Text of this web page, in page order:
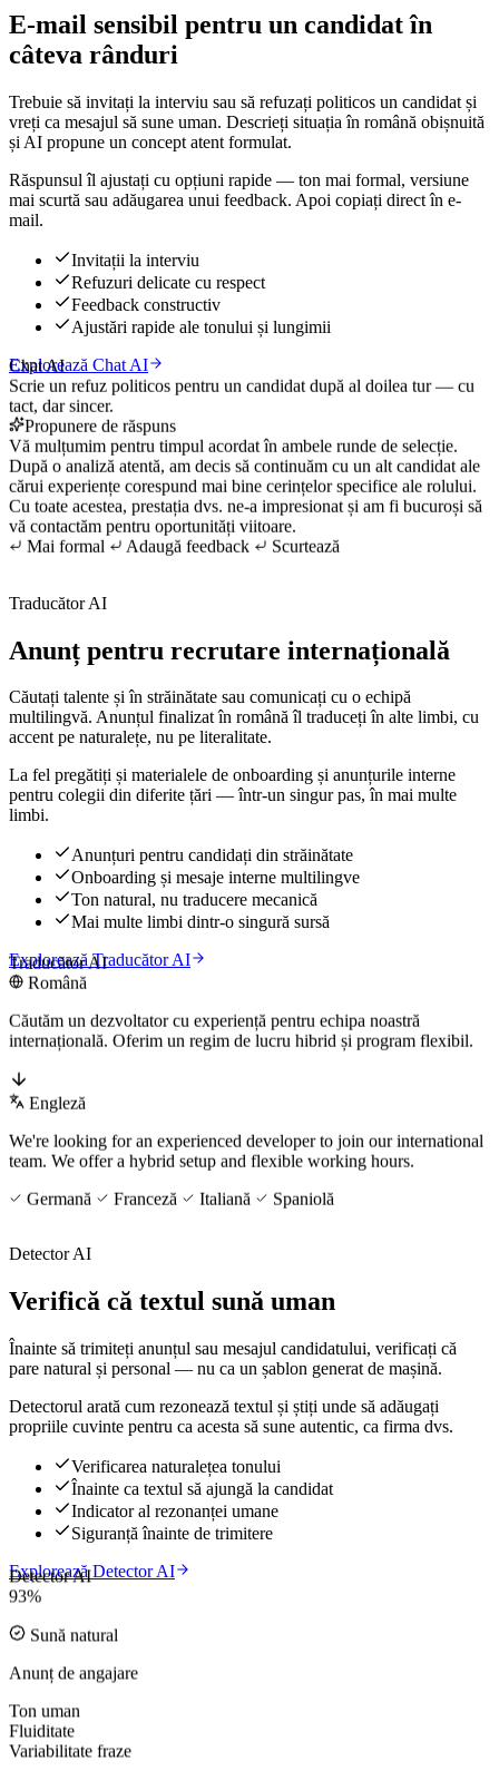
E-mail sensibil pentru un candidat în
câteva rânduri
Trebuie să invitați la interviu sau să refuzați politicos un candidat și
vreți ca mesajul să sune uman. Descrieți situația în română obișnuită
și AI propune un concept atent formulat.
Răspunsul îl ajustați cu opțiuni rapide — ton mai formal, versiune
mai scurtă sau adăugarea unui feedback. Apoi copiați direct în e-
mail.
Invitații la interviu
Refuzuri delicate cu respect
Feedback constructiv
Ajustări rapide ale tonului și lungimii
Explorează Chat AI
Chat AI
Scrie un refuz politicos pentru un candidat după al doilea tur — cu
tact, dar sincer.
Propunere de răspuns
Vă mulțumim pentru timpul acordat în ambele runde de selecție.
După o analiză atentă, am decis să continuăm cu un alt candidat ale
cărui experiențe corespund mai bine cerințelor specifice ale rolului.
Cu toate acestea, prestația dvs. ne-a impresionat și am fi bucuroși să
vă contactăm pentru oportunități viitoare.
Mai formal
Adaugă feedback Scurtează
Traducător AI
Anunț pentru recrutare internațională
Căutați talente și în străinătate sau comunicați cu o echipă
multilingvă. Anunțul finalizat în română îl traduceți în alte limbi, cu
accent pe naturalețe, nu pe literalitate.
La fel pregătiți și materialele de onboarding și anunțurile interne
pentru colegii din diferite țări — într-un singur pas, în mai multe
limbi.
Anunțuri pentru candidați din străinătate
Onboarding și mesaje interne multilingve
Ton natural, nu traducere mecanică
Mai multe limbi dintr-o singură sursă
Explorează Traducător AI
Traducător AI
Română
Căutăm un dezvoltator cu experiență pentru echipa noastră
internațională. Oferim un regim de lucru hibrid și program flexibil.
Engleză
We're looking for an experienced developer to join our international
team. We offer a hybrid setup and flexible working hours.
Germană
Franceză Italiană Spaniolă
Detector AI
Verifică că textul sună uman
Înainte să trimiteți anunțul sau mesajul candidatului, verificați că
pare natural și personal — nu ca un șablon generat de mașină.
Detectorul arată cum rezonează textul și știți unde să adăugați
propriile cuvinte pentru ca acesta să sune autentic, ca firma dvs.
Verificarea naturalețea tonului
Înainte ca textul să ajungă la candidat
Indicator al rezonanței umane
Siguranță înainte de trimitere
Explorează Detector AI
Detector AI
93%
Sună natural
Anunț de angajare
Ton uman
Fluiditate
Variabilitate fraze